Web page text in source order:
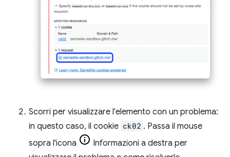
Scorri per visualizzare l'elemento con un problema:
in questo caso, il cookie ck02 . Passa il mouse
sopra l'icona
Informazioni a destra per